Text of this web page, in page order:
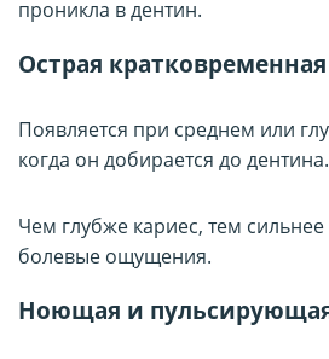
проникла в дентин.
Острая
Появляется при среднем или
когда он добирается до дентина.
Чем глубже кариес, тем
болевые ощущения.
Ноющая и